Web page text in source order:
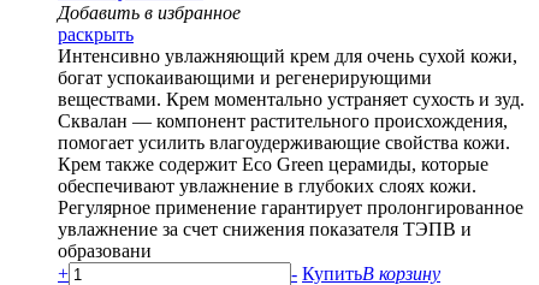
Добавить в избранное
раскрыть
Интенсивно увлажняющий крем для очень сухой кожи,
богат успокаивающими и регенерирующими
веществами. Крем моментально устраняет сухость и зуд.
Сквалан — компонент растительного происхождения,
помогает усилить влагоудерживающие свойства кожи.
Крем также содержит Eco Green церамиды, которые
обеспечивают увлажнение в глубоких слоях кожи.
Регулярное применение гарантирует пролонгированное
увлажнение за счет снижения показателя ТЭПВ и
образовани
+
- КупитьВ корзину